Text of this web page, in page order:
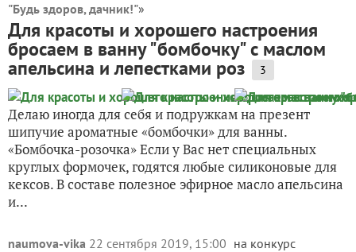
"Будь здоров, дачник!"»
Для красоты и хорошего настроения
бросаем в ванну "бомбочку" с маслом
апельсина и лепестками роз 3
Делаю иногда для себя и подружкам на презент
шипучие ароматные «бомбочки» для ванны.
«Бомбочка-розочка» Если у Вас нет специальных
круглых формочек, годятся любые силиконовые для
кексов. В составе полезное эфирное масло апельсина
и...
naumova-vika 22 сентября 2019, 15:00 на конкурс